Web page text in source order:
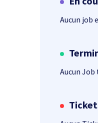
Aucun job
Aucun